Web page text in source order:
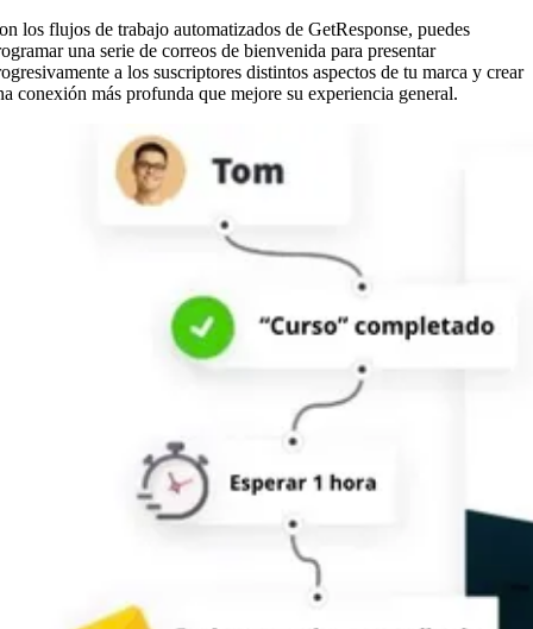
los flujos de trabajo automatizados de GetResponse, puedes
una serie de correos de bienvenida para presentar
a los suscriptores distintos aspectos de tu marca y crear
conexión más profunda que mejore su experiencia general.